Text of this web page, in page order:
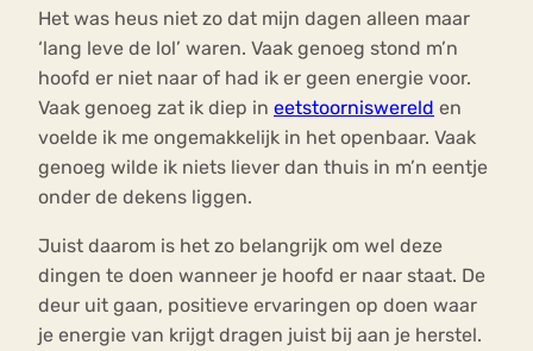
Het was heus niet zo dat mijn dagen alleen maar
‘lang leve de lol’ waren. Vaak genoeg stond m’n
hoofd er niet naar of had ik er geen energie voor.
Vaak genoeg zat ik diep in eetstoorniswereld en
voelde ik me ongemakkelijk in het openbaar. Vaak
genoeg wilde ik niets liever dan thuis in m’n eentje
onder de dekens liggen.
Juist daarom is het zo belangrijk om wel deze
dingen te doen wanneer je hoofd er naar staat. De
deur uit gaan, positieve ervaringen op doen waar
je energie van krijgt dragen juist bij aan je herstel.